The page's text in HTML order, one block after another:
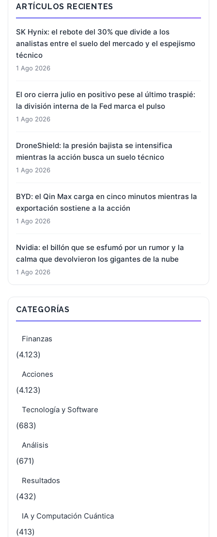
ARTÍCULOS RECIENTES
SK Hynix: el rebote del 30% que divide a los
analistas entre el suelo del mercado y el espejismo
técnico
1 Ago 2026
El oro cierra julio en positivo pese al último traspié:
la división interna de la Fed marca el pulso
1 Ago 2026
DroneShield: la presión bajista se intensifica
mientras la acción busca un suelo técnico
1 Ago 2026
BYD: el Qin Max carga en cinco minutos mientras la
exportación sostiene a la acción
1 Ago 2026
Nvidia: el billón que se esfumó por un rumor y la
calma que devolvieron los gigantes de la nube
1 Ago 2026
CATEGORÍAS
Finanzas
(4.123)
Acciones
(4.123)
Tecnología y Software
(683)
Análisis
(671)
Resultados
(432)
IA y Computación Cuántica
(413)